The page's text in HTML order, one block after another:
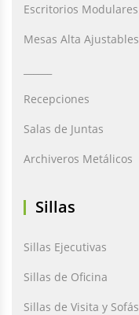
Escritorios Modulares
Mesas Alta Ajustables
Recepciones
Salas de Juntas
Archiveros Metálicos
Sillas
Sillas Ejecutivas
Sillas de Oficina
Sillas de Visita y Sofás